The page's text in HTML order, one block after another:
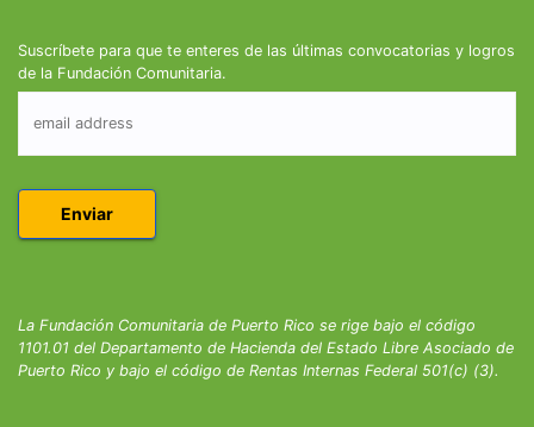
Suscríbete para que te enteres de las últimas convocatorias y logros
de la Fundación Comunitaria.
La Fundación Comunitaria de Puerto Rico se rige bajo el código
1101.01 del Departamento de Hacienda del Estado Libre Asociado de
Puerto Rico y bajo el código de Rentas Internas Federal 501(c) (3).